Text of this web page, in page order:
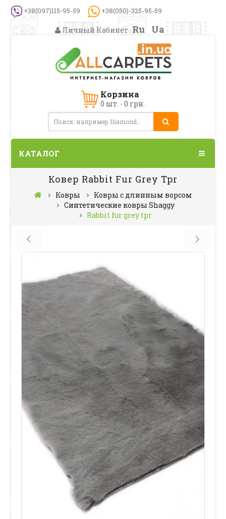
+38(097)115-95-59 +38(050)-325-95-59
Личный Кабинет Ru Ua
Корзина
0 шт. - 0 грн.
КАТАЛОГ
Ковер Rabbit Fur Grey Tpr
Ковры
Ковры с длинным ворсом
Синтетические ковры Shaggy
Rabbit fur grey tpr